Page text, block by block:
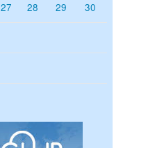
27 28 29 30